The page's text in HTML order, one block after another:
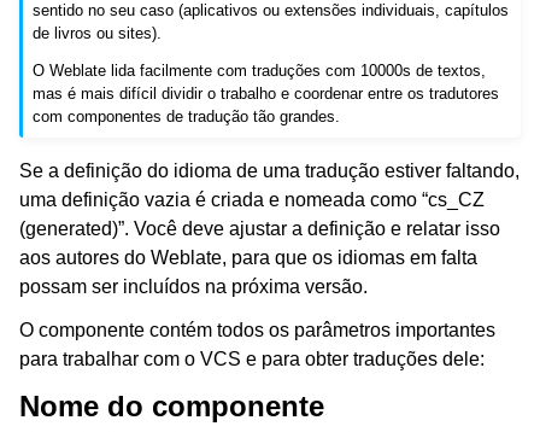
sentido no seu caso (aplicativos ou extensões individuais, capítulos
de livros ou sites).
O Weblate lida facilmente com traduções com 10000s de textos,
mas é mais difícil dividir o trabalho e coordenar entre os tradutores
com componentes de tradução tão grandes.
Se a definição do idioma de uma tradução estiver faltando,
uma definição vazia é criada e nomeada como “cs_CZ
(generated)”. Você deve ajustar a definição e relatar isso
aos autores do Weblate, para que os idiomas em falta
possam ser incluídos na próxima versão.
O componente contém todos os parâmetros importantes
para trabalhar com o VCS e para obter traduções dele:
Nome do componente